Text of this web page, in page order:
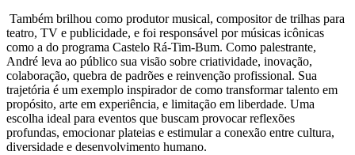
Também brilhou como produtor musical, compositor de trilhas para
teatro, TV e publicidade, e foi responsável por músicas icônicas
como a do programa Castelo Rá-Tim-Bum. Como palestrante,
André leva ao público sua visão sobre criatividade, inovação,
colaboração, quebra de padrões e reinvenção profissional. Sua
trajetória é um exemplo inspirador de como transformar talento em
propósito, arte em experiência, e limitação em liberdade. Uma
escolha ideal para eventos que buscam provocar reflexões
profundas, emocionar plateias e estimular a conexão entre cultura,
diversidade e desenvolvimento humano.